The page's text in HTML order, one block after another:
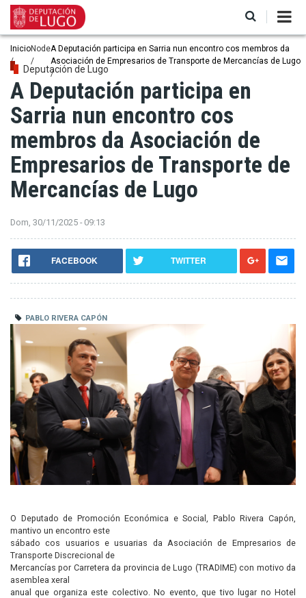
contido
principal
Miga
de
pan
InicioNodeA Deputación participa en Sarria nun encontro cos membros da
Asociación de Empresarios de Transporte de Mercancías de Lugo
Deputación de Lugo
A Deputación participa en
Sarria nun encontro cos
membros da Asociación de
Empresarios de Transporte de
Mercancías de Lugo
Dom, 30/11/2025 - 09:13
FACEBOOK TWITTER
PABLO RIVERA CAPÓN
O Deputado de Promoción Económica e Social, Pablo Rivera Capón,
mantivo un encontro este
sábado cos usuarios e usuarias da Asociación de Empresarios de
Transporte Discrecional de
Mercancías por Carretera da provincia de Lugo (TRADIME) con motivo da
asemblea xeral
anual que organiza este colectivo. No evento, que tivo lugar no Hotel